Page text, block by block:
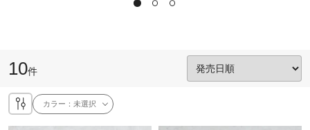
10件
カラー：未選択